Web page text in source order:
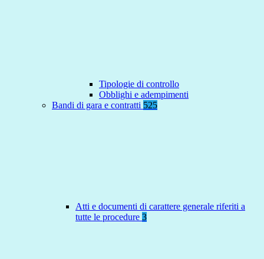
Tipologie di controllo
Obblighi e adempimenti
Bandi di gara e contratti 525
Atti e documenti di carattere generale riferiti a
tutte le procedure 3